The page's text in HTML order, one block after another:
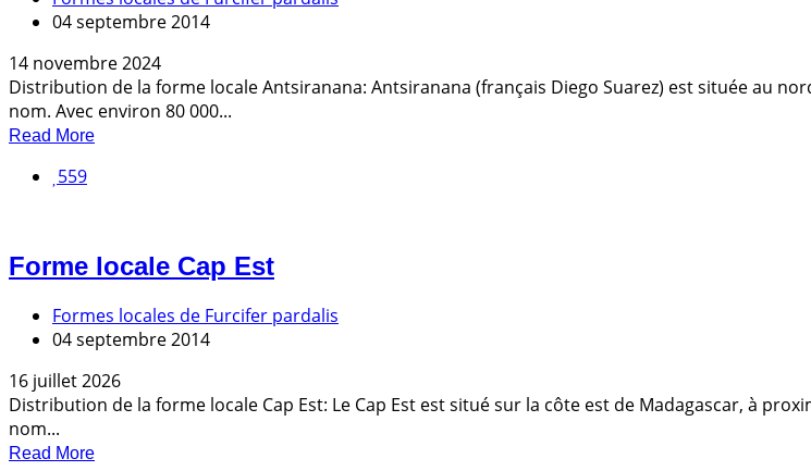
04 septembre 2014
14 novembre 2024
Distribution de la forme locale Antsiranana: Antsiranana (français Diego Suarez) est située au
nom. Avec environ 80 000...
Read More
559
Forme locale Cap Est
Formes locales de Furcifer pardalis
04 septembre 2014
16 juillet 2026
Distribution de la forme locale Cap Est: Le Cap Est est situé sur la côte est de Madagascar, à
nom...
Read More